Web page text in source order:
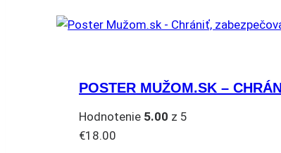
POSTER MUŽOM.SK –
Hodnotenie 5.00 z 5
€18.00